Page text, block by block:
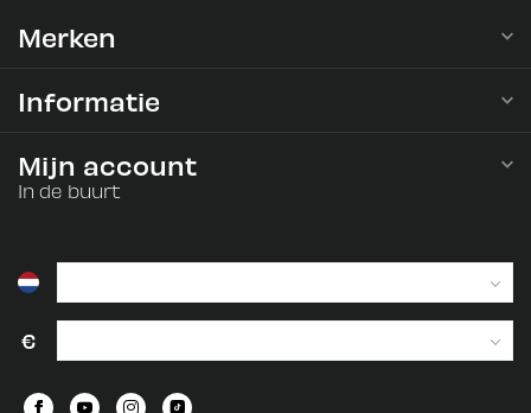
Merken
Informatie
Mijn account
In de buurt
€